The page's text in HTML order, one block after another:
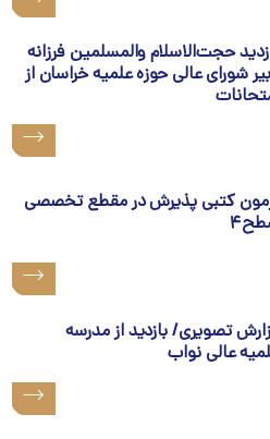
والمسلمین فرزانه
عالی حوزه علمیه خراسان از
پذیرش در مقطع تخصصی
بازدید از مدرسه
نواب